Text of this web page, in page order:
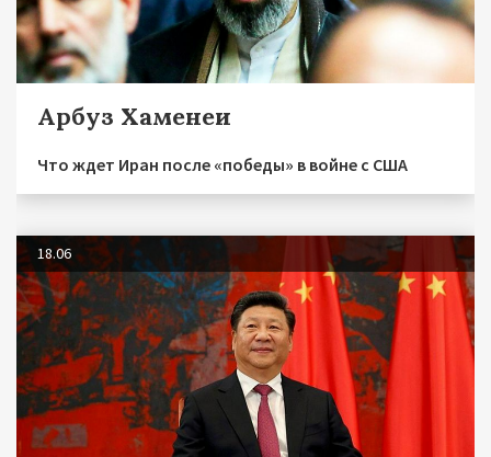
Арбуз Хаменеи
Что ждет Иран после «победы» в войне с США
18.06